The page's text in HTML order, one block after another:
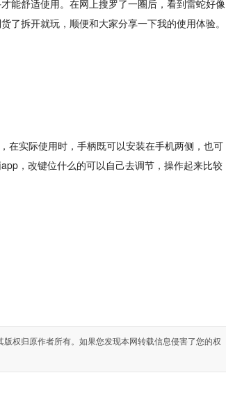
能舒适使用。在网上搜罗了一圈后，看到雷蛇好像
了拆开就玩，顺便和大家分享一下我的使用体验。
在实际使用时，手柄既可以安装在手机两侧，也可
，改键位什么的可以自己去调节，操作起来比较
权归原作者所有。如果您发现本网转载信息侵害了您的权